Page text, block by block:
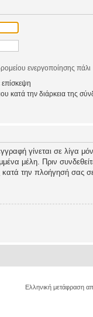
ενεργοποίησης πάλι
κατά την διάρκεια της
γίνεται σε λίγα
μέλη. Πριν συνδεθείτε,
την πλοήγησή σας
Ελληνική μετάφραση